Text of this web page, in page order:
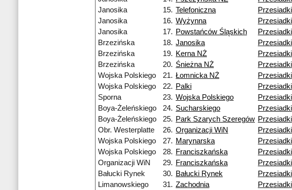
Janosika
15. Telefoniczna
Przesiadki
Janosika
16. Wyżynna
Przesiadki
Janosika
17. Powstańców Śląskich
Przesiadki
Brzezińska
18. Janosika
Przesiadki
Brzezińska
19. Kerna NŻ
Przesiadki
Brzezińska
20. Śnieżna NŻ
Przesiadki
Wojska Polskiego
21. Łomnicka NŻ
Przesiadki
Wojska Polskiego
22. Palki
Przesiadki
Sporna
23. Wojska Polskiego
Przesiadki
Boya-Żeleńskiego
24. Sucharskiego
Przesiadki
Boya-Żeleńskiego
25. Park Szarych Szeregów Przesiadki
Obr. Westerplatte
26. Organizacji WiN
Przesiadki
Wojska Polskiego
27. Marynarska
Przesiadki
Wojska Polskiego
28. Franciszkańska
Przesiadki
Organizacji WiN
29. Franciszkańska
Przesiadki
Bałucki Rynek
30. Bałucki Rynek
Przesiadki
Limanowskiego
31. Zachodnia Przesiadki